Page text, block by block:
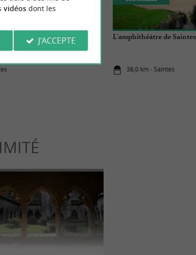
Saintonge et à Saintes ? L'amphithéâtre de Saintes
38,0 km - Saintes
vidéosdont les
J'ACCEPTE